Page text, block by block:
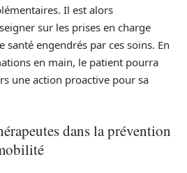
Il est alors
sur les prises en charge
engendrés par ces soins. En
en main, le patient pourra
une action proactive pour sa
dans la prévention